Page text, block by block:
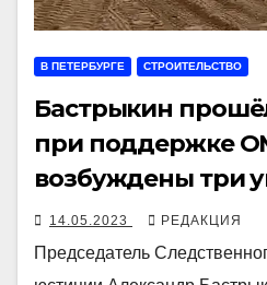
В ПЕТЕРБУРГЕ СТРОИТЕЛЬСТВО
Бастрыкин
при поддержке
возбуждены три
14.05.2023 РЕДАКЦИЯ
Председатель